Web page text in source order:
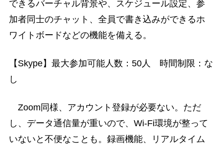
できるバーチャル背景や、スケジュール設定、参
加者同士のチャット、全員で書き込みができるホ
ワイトボードなどの機能を備える。
【Skype】最大参加可能人数：50人 時間制限：な
し
Zoom同様、アカウント登録が必要ない。ただ
し、データ通信量が重いので、Wi-Fi環境が整って
いないと不便なことも。録画機能、リアルタイム